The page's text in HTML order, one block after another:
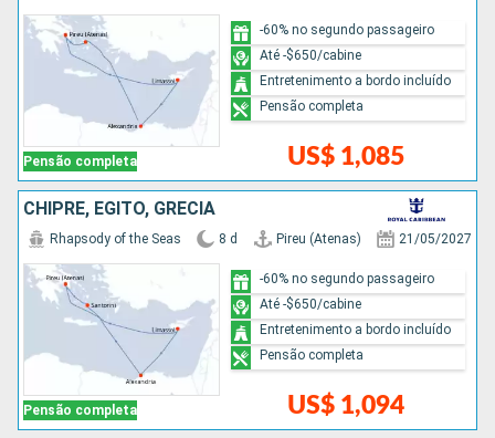
Pensão completa US$ 1,085
-60% no segundo passageiro
Até -$650/cabine
Entretenimento a bordo incluído
Pensão completa
CHIPRE, EGITO, GRÉCIA
Pensão completa
Rhapsody of the Seas 8 d Pireu (Atenas) 21/05/2027
US$ 1,094
-60% no segundo passageiro
Até -$650/cabine
Entretenimento a bordo incluído
Pensão completa